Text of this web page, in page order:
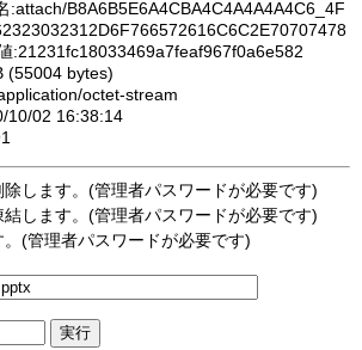
:attach/B8A6B5E6A4CBA4C4A4A4A4C6_4F
:21231fc18033469a7feaf967f0a6e582
(55004 bytes)
octet-stream
10/02 16:38:14
除します。(管理者パスワードが必要です)
結します。(管理者パスワードが必要です)
(管理者パスワードが必要です)